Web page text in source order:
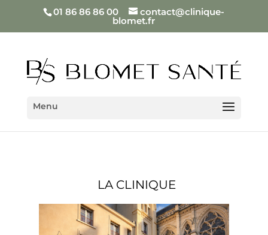
01 86 86 86 00 contact@clinique-
blomet.fr
LA CLINIQUE